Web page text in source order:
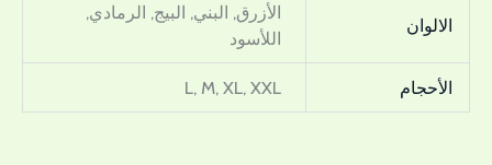
الالوان
الأزرق, البني, البيج, الرمادي,
اللأسود
الأحجام L, M, XL, XXL